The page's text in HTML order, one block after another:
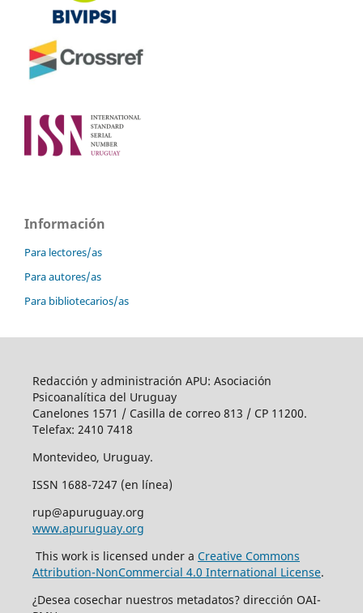
Información
Para lectores/as
Para autores/as
Para bibliotecarios/as
Redacción y administración APU: Asociación
Psicoanalítica del Uruguay
Canelones 1571 / Casilla de correo 813 / CP 11200.
Telefax: 2410 7418
Montevideo, Uruguay.
ISSN 1688-7247 (en línea)
rup@apuruguay.org
www.apuruguay.org
This work is licensed under a Creative Commons
Attribution-NonCommercial 4.0 International License.
¿Desea cosechar nuestros metadatos? dirección OAI-